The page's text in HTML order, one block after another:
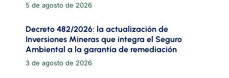
5 de agosto de 2026
Decreto 482/2026: la actualización de
Inversiones Mineras que integra el Seguro
Ambiental a la garantía de remediación
3 de agosto de 2026